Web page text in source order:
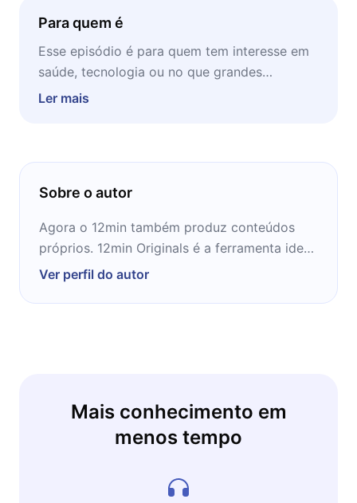
Para quem é
Esse episódio é para quem tem interesse em
saúde, tecnologia ou no que grandes
empresas estão fazendo quando ninguém
Ler mais
Sobre o autor
Agora o 12min também produz conteúdos
próprios. 12min Originals é a ferramenta ideal
para te conduzir na jornada rumo ao
Ver perfil do autor
Mais conhecimento em
menos tempo